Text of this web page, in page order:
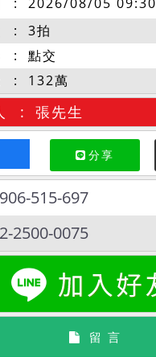
3拍
點交
132萬
張先生
分享
515-697
2500-0075
留 言